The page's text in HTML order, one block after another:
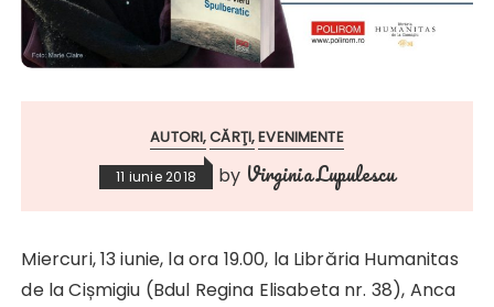
AUTORI CĂRŢI EVENIMENTE
11 iunie 2018 by Virginia Lupulescu
Miercuri, 13 iunie, la ora 19.00, la Librăria Humanitas
de la Cișmigiu (Bdul Regina Elisabeta nr. 38), Anca